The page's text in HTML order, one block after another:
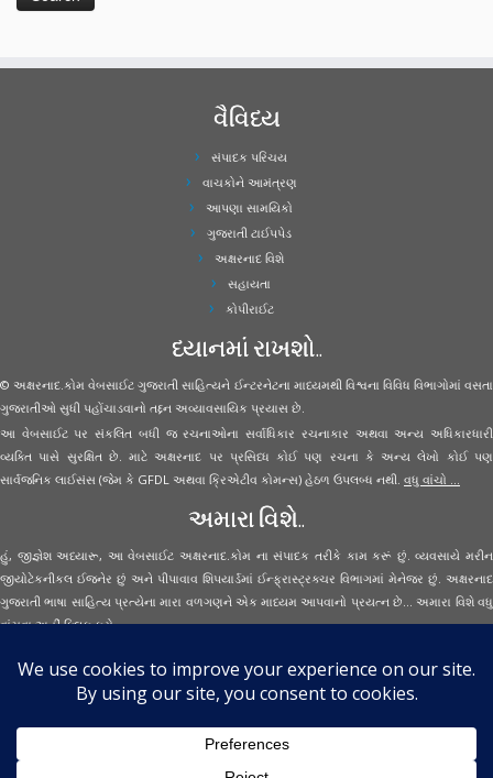
વૈવિધ્ય
સંપાદક પરિચય
વાચકોને આમંત્રણ
આપણા સામયિકો
ગુજરાતી ટાઈપપેડ
અક્ષરનાદ વિશે
સહાયતા
કોપીરાઈટ
ધ્યાનમાં રાખશો..
© અક્ષરનાદ.કોમ વેબસાઈટ ગુજરાતી સાહિત્યને ઈન્ટરનેટના માધ્યમથી વિશ્વના વિવિધ વિભાગોમાં વસતા
ગુજરાતીઓ સુધી પહોંચાડવાનો તદ્દન અવ્યાવસાયિક પ્રયાસ છે.
આ વેબસાઈટ પર સંકલિત બધી જ રચનાઓના સર્વાધિકાર રચનાકાર અથવા અન્ય અધિકારધારી
વ્યક્તિ પાસે સુરક્ષિત છે. માટે અક્ષરનાદ પર પ્રસિધ્ધ કોઈ પણ રચના કે અન્ય લેખો કોઈ પણ
સાર્વજનિક લાઈસંસ (જેમ કે GFDL અથવા ક્રિએટીવ કોમન્સ) હેઠળ ઉપલબ્ધ નથી. વધુ વાંચો ...
અમારા વિશે..
હું, જીજ્ઞેશ અધ્યારૂ, આ વેબસાઈટ અક્ષરનાદ.કોમ ના સંપાદક તરીકે કામ કરૂં છું. વ્યવસાયે મરીન
જીયોટેકનીકલ ઈજનેર છું અને પીપાવાવ શિપયાર્ડમાં ઈન્ફ્રાસ્ટ્રક્ચર વિભાગમાં મેનેજર છું. અક્ષરનાદ
ગુજરાતી ભાષા સાહિત્ય પ્રત્યેના મારા વળગણને એક માધ્યમ આપવાનો પ્રયત્ન છે... અમારા વિશે વધુ
વાંચવાઅહીં ક્લિક કરો...
Secured Site Assurance
Aksharnaad.com By Jignesh Adhyaru ·